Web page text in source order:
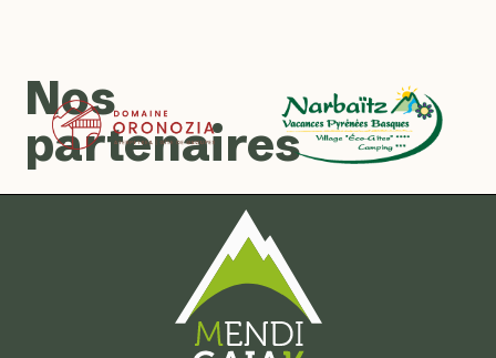
Nos
partenaires